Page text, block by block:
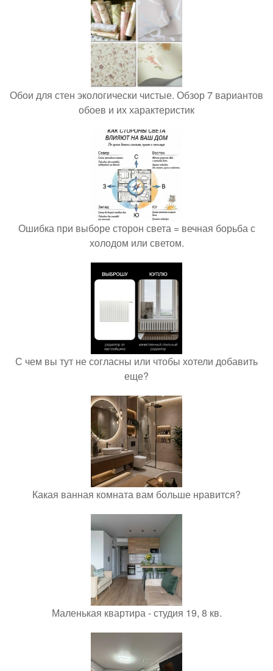
Обои для стен экологически чистые. Обзор 7 вариантов
обоев и их характеристик
Ошибка при выборе сторон света = вечная борьба с
холодом или светом.
С чем вы тут не согласны или чтобы хотели добавить
еще?
Какая ванная комната вам больше нравится?
Маленькая квартира - студия 19, 8 кв.